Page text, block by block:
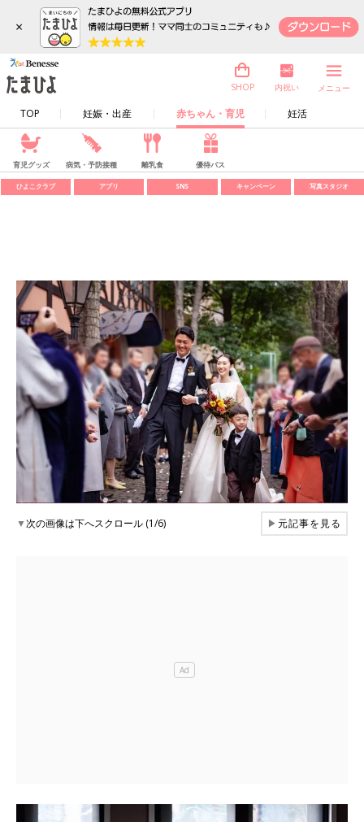
×
TOP 妊娠・出産 赤ちゃん・育児 妊活
SHOP 内祝い メニュー
育児グッズ 病気・予防接種 離乳食 優待パス
ひよこクラブ アプリ SNS キャンペーン 写真スタジオ
▼次の画像は下へスクロール (1/6) ▶元記事を見る